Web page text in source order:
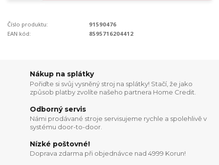
Číslo produktu:
91590476
EAN kód:
8595716204412
Nákup na splátky
Pořiďte si svůj vysněný stroj na splátky! Stačí, že jako
způsob platby zvolíte našeho partnera Home Credit.
Odborný servis
Námi prodávané stroje servisujeme rychle a spolehlivě v
systému door-to-door.
Nízké poštovné!
Doprava zdarma při objednávce nad 4999 Korun!